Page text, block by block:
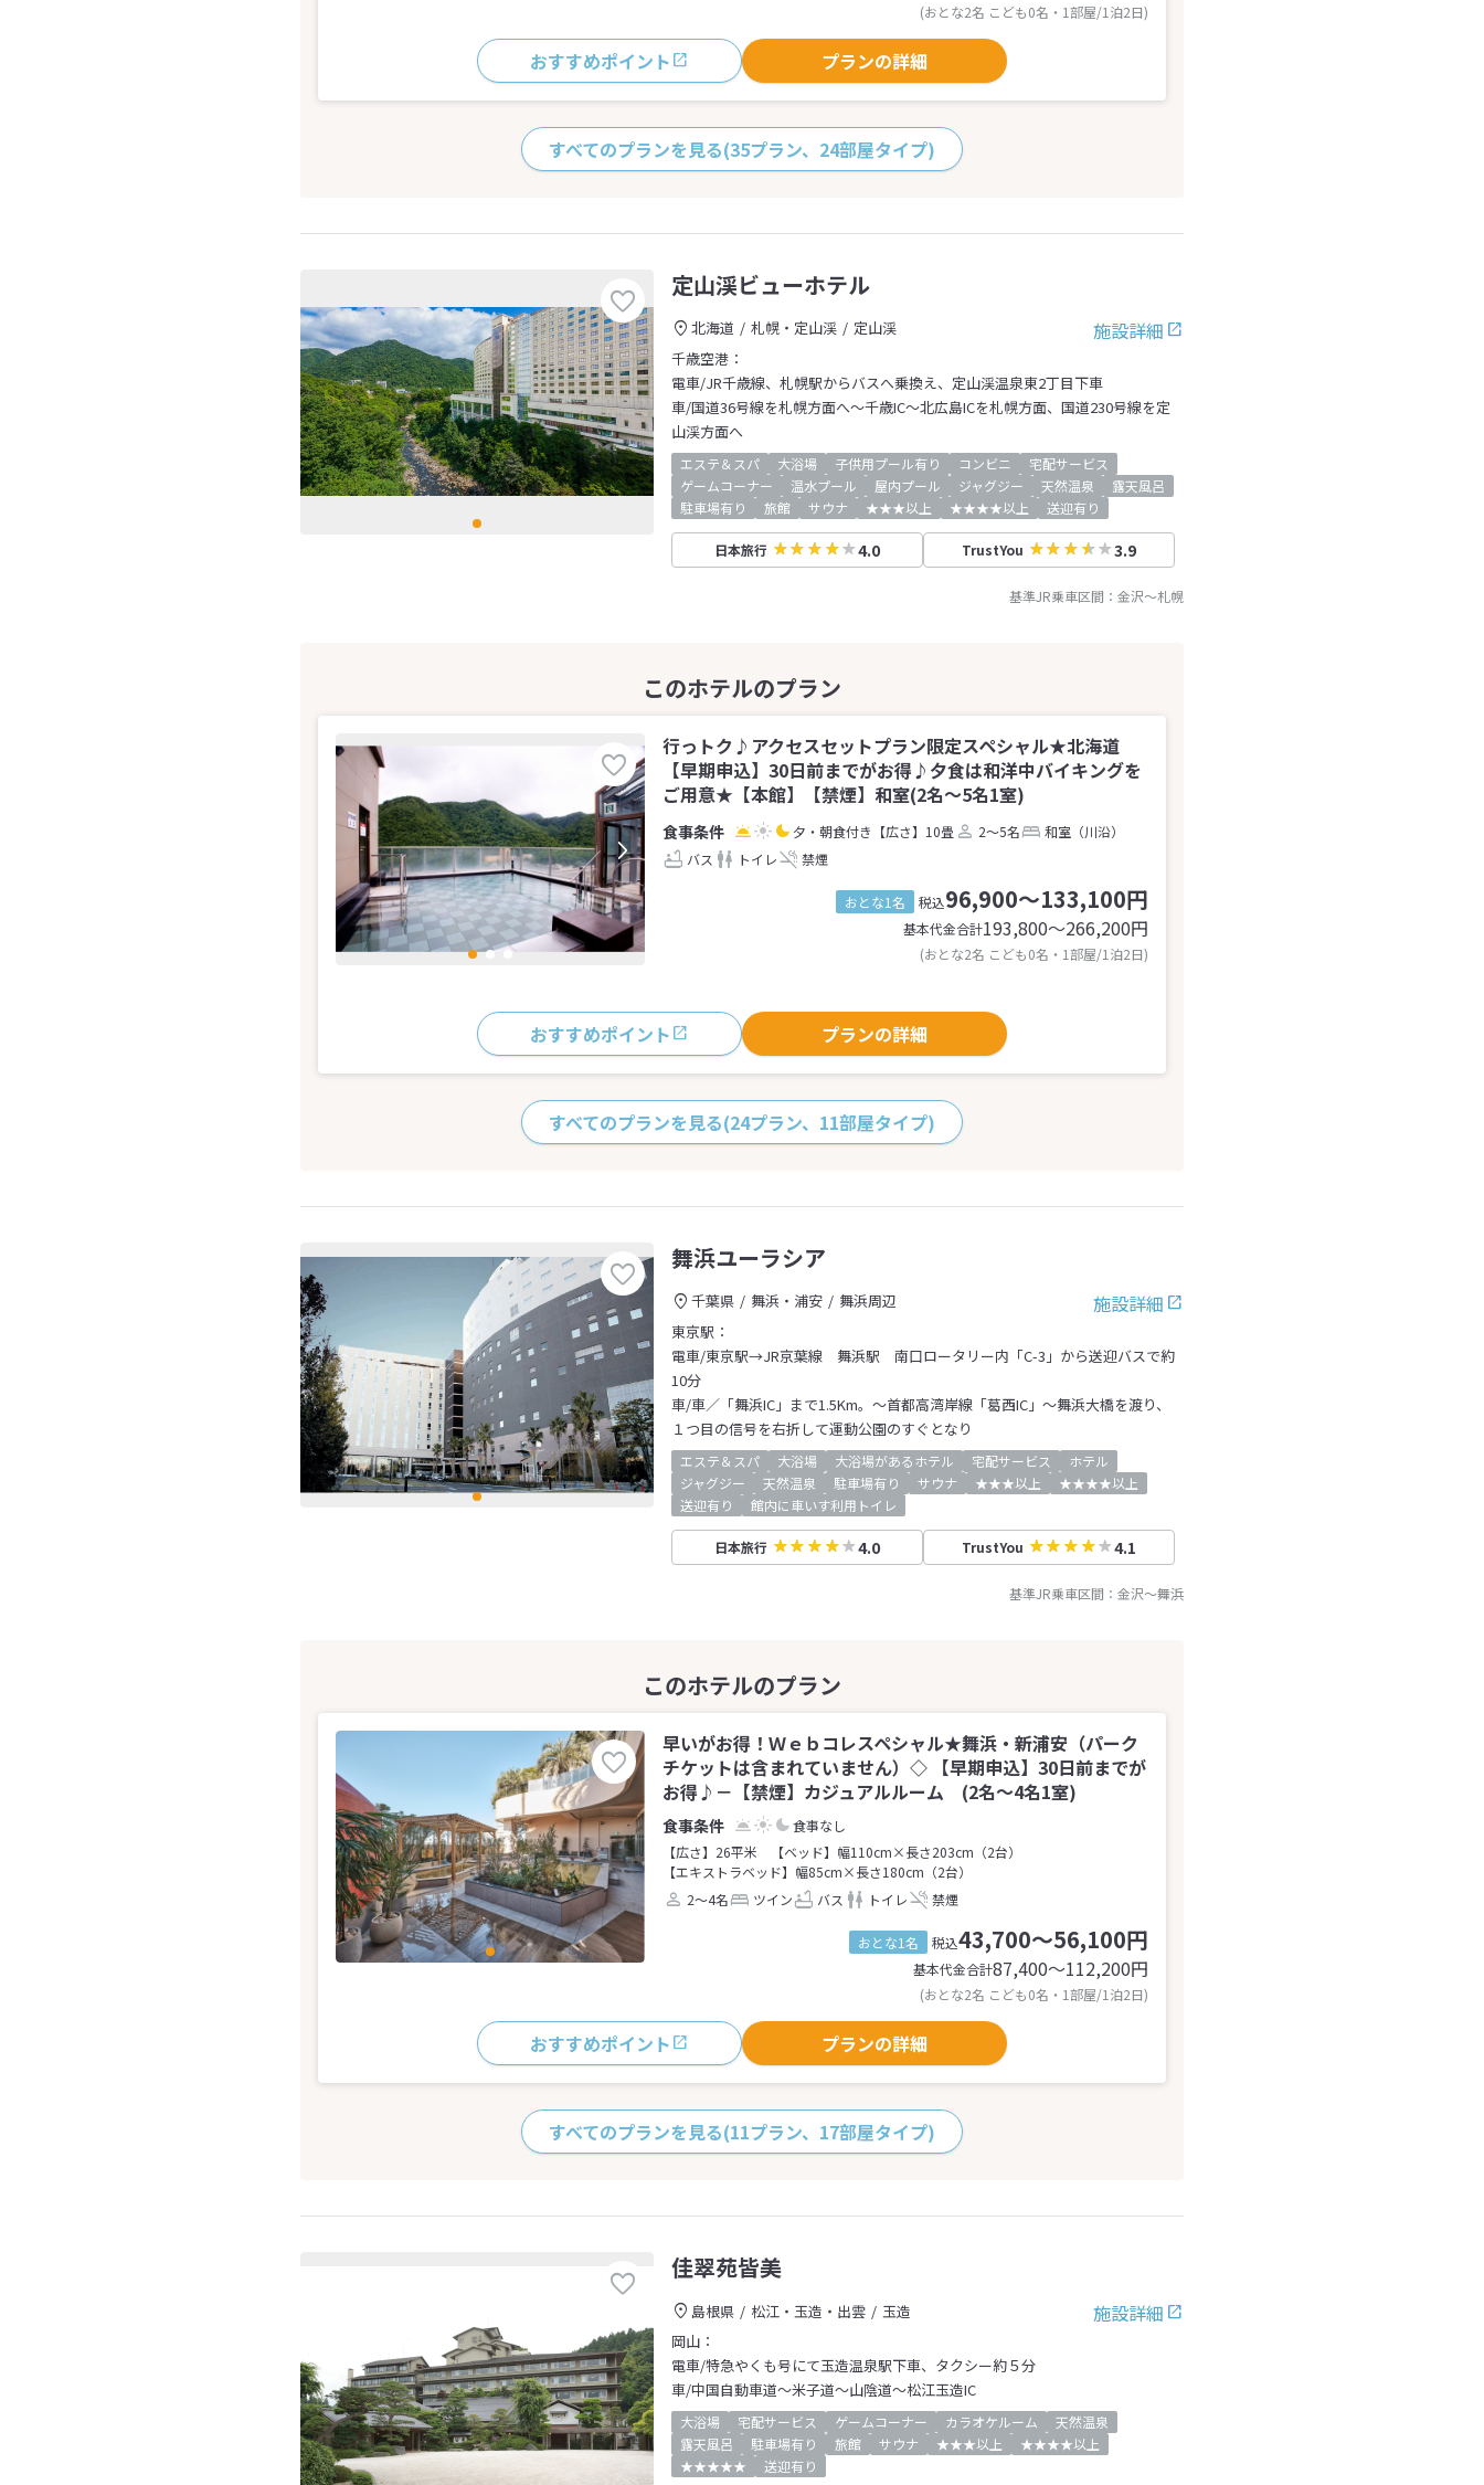
(おとな2名 こども0名・1部屋/1泊2日)
おすすめポイント プランの詳細
すべてのプランを見る(35プラン、24部屋タイプ)
定山渓ビューホテル
施設詳細
北海道 札幌・定山渓
定山渓
千歳空港：
電車/JR千歳線、札幌駅からバスへ乗換え、定山渓温泉東2丁目下車
車/国道36号線を札幌方面へ～千歳IC～北広島ICを札幌方面、国道230号線を定
山渓方面へ
エステ＆スパ 大浴場 子供用プール有り コンビニ
宅配サービス
ゲームコーナー
温水プール 屋内プール ジャグジー 天然温泉
露天風呂
駐車場有り
旅館 サウナ ★★★以上 ★★★★以上 送迎有り
日本旅行 4.0 TrustYou 3.9
基準JR乗車区間： 金沢～札幌
行っトク♪アクセスセットプラン限定スペシャル★北海道
【早期申込】30日前までがお得♪夕食は和洋中バイキングを
ご用意★【本館】【禁煙】和室(2名～5名1室)
夕・朝食付き 【広さ】10畳 2～5名
和室（川沿）
バス
トイレ 禁煙
おとな1名 税込96,900～133,100円
基本代金合計193,800〜266,200円
(おとな2名 こども0名・1部屋/1泊2日)
おすすめポイント プランの詳細
すべてのプランを見る(24プラン、11部屋タイプ)
舞浜ユーラシア
施設詳細
千葉県 舞浜・浦安
舞浜周辺
東京駅：
電車/東京駅→JR京葉線 舞浜駅 南口ロータリー内「C-3」から送迎バスで約
10分
車/車／「舞浜IC」まで1.5Km。～首都高湾岸線「葛西IC」～舞浜大橋を渡り、
１つ目の信号を右折して運動公園のすぐとなり
エステ＆スパ 大浴場 大浴場があるホテル 宅配サービス
ホテル
ジャグジー
天然温泉 駐車場有り サウナ ★★★以上
★★★★以上
送迎有り
館内に車いす利用トイレ
日本旅行 4.0 TrustYou 4.1
基準JR乗車区間： 金沢～舞浜
早いがお得！Ｗｅｂコレスペシャル★舞浜・新浦安（パーク
チケットは含まれていません）◇ 【早期申込】30日前までが
お得♪－【禁煙】カジュアルルーム (2名～4名1室)
食事なし
【広さ】26平米
【ベッド】幅110cm×長さ203cm（2台）
【エキストラベッド】幅85cm×長さ180cm（2台）
2～4名
ツイン バス トイレ 禁煙
おとな1名 税込43,700～56,100円
基本代金合計87,400〜112,200円
(おとな2名 こども0名・1部屋/1泊2日)
おすすめポイント プランの詳細
すべてのプランを見る(11プラン、17部屋タイプ)
佳翠苑皆美
施設詳細
島根県 松江・玉造・出雲
玉造
岡山：
電車/特急やくも号にて玉造温泉駅下車、タクシー約５分
車/中国自動車道～米子道～山陰道～松江玉造IC
大浴場 宅配サービス ゲームコーナー カラオケルーム
天然温泉
露天風呂
駐車場有り 旅館 サウナ ★★★以上
★★★★以上
★★★★★
送迎有り